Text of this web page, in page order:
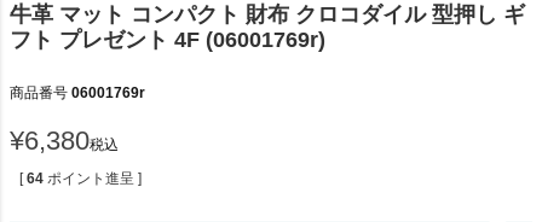
牛革 マット コンパクト 財布 クロコダイル 型押し ギ
フト プレゼント 4F (06001769r)
商品番号 06001769r
¥6,380税込
[ 64 ポイント進呈 ]